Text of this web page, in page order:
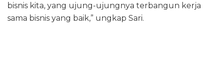
bisnis kita, yang ujung-ujungnya terbangun kerja
sama bisnis yang baik,” ungkap Sari.